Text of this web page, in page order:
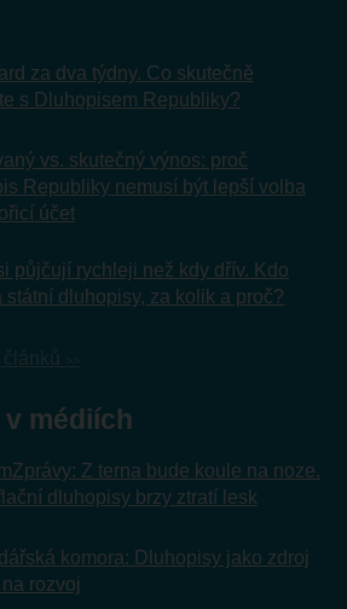
za dva týdny. Co skutečně
s Dluhopisem Republiky?
vs. skutečný výnos: proč
Republiky nemusí být lepší volba
účet
půjčují rychleji než kdy dřív. Kdo
státní dluhopisy, za kolik a proč?
médiích
Z terna bude koule na noze.
dluhopisy brzy ztratí lesk
komora: Dluhopisy jako zdroj
rozvoj